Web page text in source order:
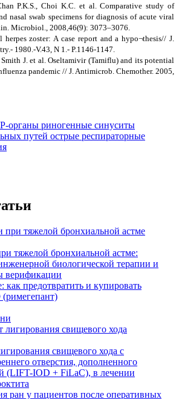
P.K.S., Choi K.C. et al. Comparative study of
nasal swab specimens for diagnosis of acute viral
Microbiol., 2008,46(9): 3073–3076.
zoster: A case report and a hypo¬thesis// J.
1980.-V.43, N 1.- P.1146-1147.
J. et al. Oseltamivir (Tamiflu) and its potential
pandemic // J. Antimicrob. Chemother. 2005,
органы риногенные синуситы
путей острые респираторные
тяжелой бронхиальной астме:
биологической терапии и
верификации
свищевого хода с
отверстия, дополненного
(LIFT-IOD + FiLaC), в лечении